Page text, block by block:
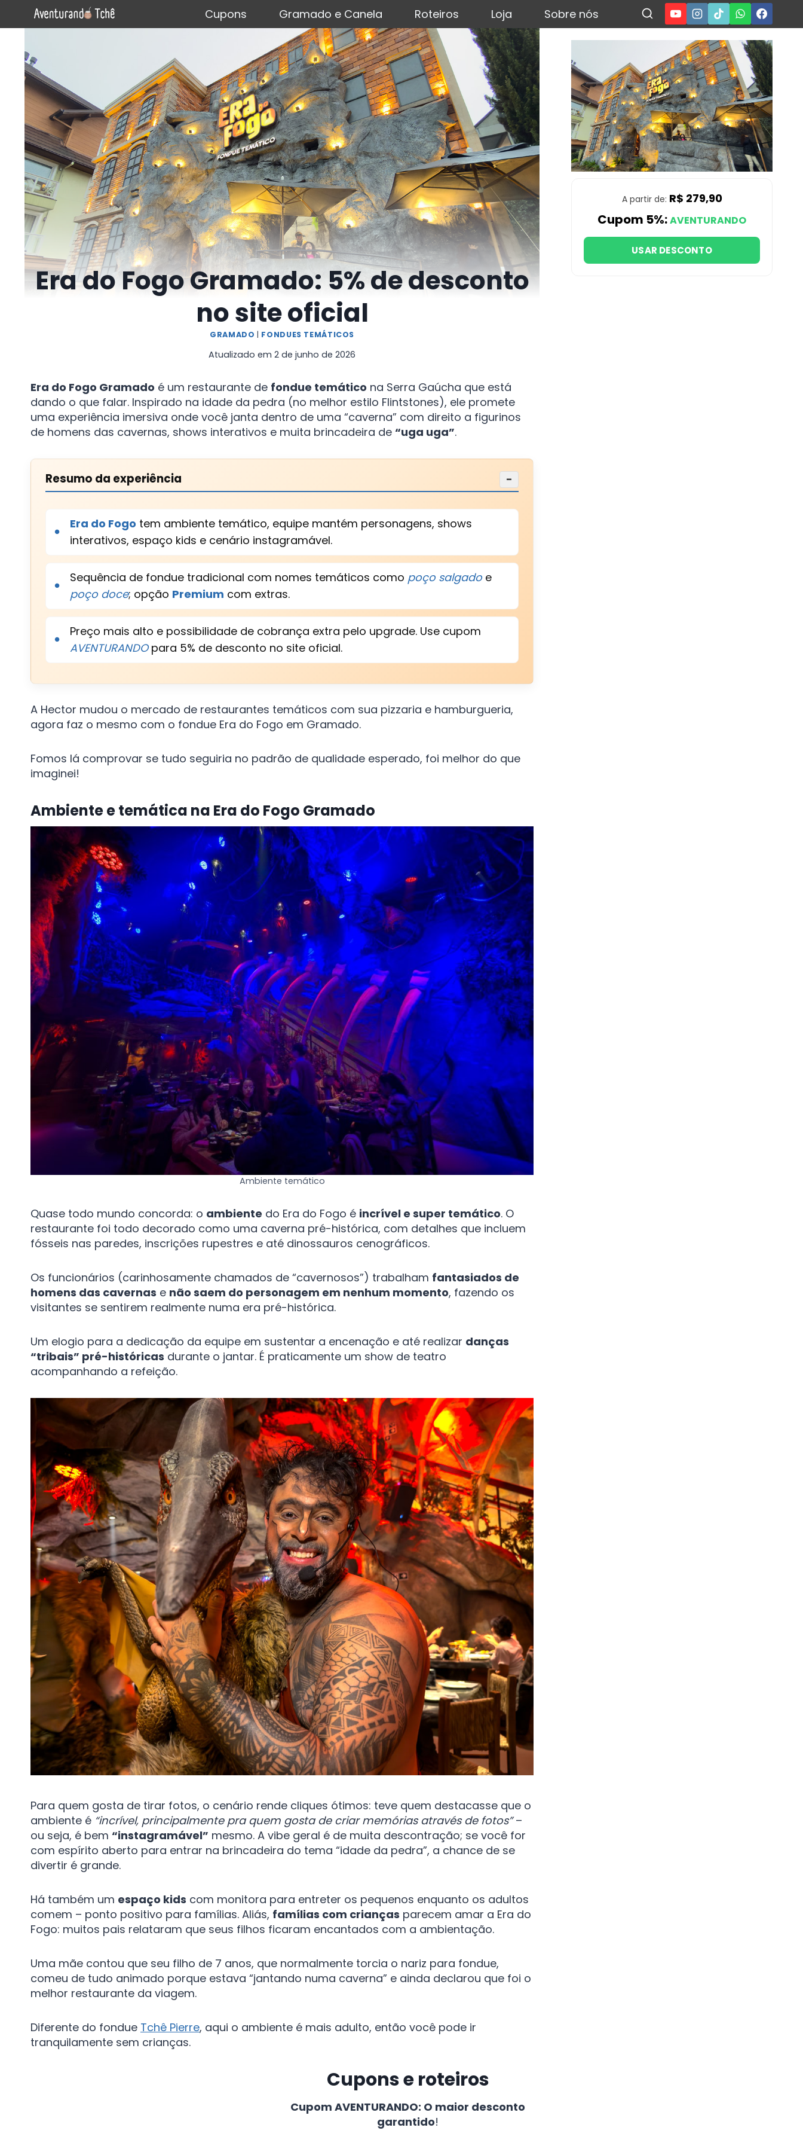
Cupons Gramado e Canela Roteiros Loja Sobre nós
Era do Fogo Gramado: 5% de desconto
no site oficial
GRAMADO | FONDUES TEMÁTICOS
Atualizado em 2 de junho de 2026
Era do Fogo Gramado é um restaurante de fondue temático na Serra Gaúcha que está
dando o que falar. Inspirado na idade da pedra (no melhor estilo Flintstones), ele promete
uma experiência imersiva onde você janta dentro de uma “caverna” com direito a figurinos
de homens das cavernas, shows interativos e muita brincadeira de “uga uga”.
Resumo da experiência −
Era do Fogo tem ambiente temático, equipe mantém personagens, shows
interativos, espaço kids e cenário instagramável.
Sequência de fondue tradicional com nomes temáticos como poço salgadoe
poço doce; opção Premium com extras.
Preço mais alto e possibilidade de cobrança extra pelo upgrade. Use cupom
AVENTURANDOpara 5% de desconto no site oficial.
A Hector mudou o mercado de restaurantes temáticos com sua pizzaria e hamburgueria,
agora faz o mesmo com o fondue Era do Fogo em Gramado.
Fomos lá comprovar se tudo seguiria no padrão de qualidade esperado, foi melhor do que
imaginei!
Ambiente e temática na Era do Fogo Gramado
Ambiente temático
Quase todo mundo concorda: o ambiente do Era do Fogo é incrível e super temático. O
restaurante foi todo decorado como uma caverna pré-histórica, com detalhes que incluem
fósseis nas paredes, inscrições rupestres e até dinossauros cenográficos.
Os funcionários (carinhosamente chamados de “cavernosos”) trabalham fantasiados de
homens das cavernas e não saem do personagem em nenhum momento, fazendo os
visitantes se sentirem realmente numa era pré-histórica​.
Um elogio para a dedicação da equipe em sustentar a encenação e até realizar danças
“tribais” pré-históricas durante o jantar​. É praticamente um show de teatro
acompanhando a refeição.
Para quem gosta de tirar fotos, o cenário rende cliques ótimos: teve quem destacasse que o
ambiente é “incrível, principalmente pra quem gosta de criar memórias através de fotos”​ –
ou seja, é bem “instagramável” mesmo. A vibe geral é de muita descontração; se você for
com espírito aberto para entrar na brincadeira do tema “idade da pedra”, a chance de se
divertir é grande.
Há também um espaço kids com monitora para entreter os pequenos enquanto os adultos
comem​ – ponto positivo para famílias. Aliás, famílias com crianças parecem amar a Era do
Fogo: muitos pais relataram que seus filhos ficaram encantados com a ambientação.
Uma mãe contou que seu filho de 7 anos, que normalmente torcia o nariz para fondue,
comeu de tudo animado porque estava “jantando numa caverna” e ainda declarou que foi o
melhor restaurante da viagem​.
Diferente do fondue Tchê Pierre, aqui o ambiente é mais adulto, então você pode ir
tranquilamente sem crianças.
Cupons e roteiros
Cupom AVENTURANDO: O maior desconto
garantido!
A partir de: R$ 279,90
Cupom 5%:AVENTURANDO
USAR DESCONTO